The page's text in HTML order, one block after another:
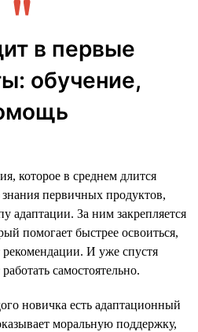
в первые
обучение,
которое в среднем длится
первичных продуктов,
адаптации. За ним закрепляется
помогает быстрее освоиться,
рекомендации. И уже спустя
самостоятельно.
новичка есть адаптационный
моральную поддержку,